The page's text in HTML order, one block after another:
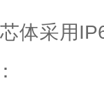
体采用